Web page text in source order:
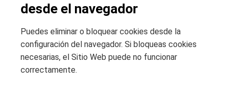
desde el navegador
Puedes eliminar o bloquear cookies desde la
configuración del navegador. Si bloqueas cookies
necesarias, el Sitio Web puede no funcionar
correctamente.